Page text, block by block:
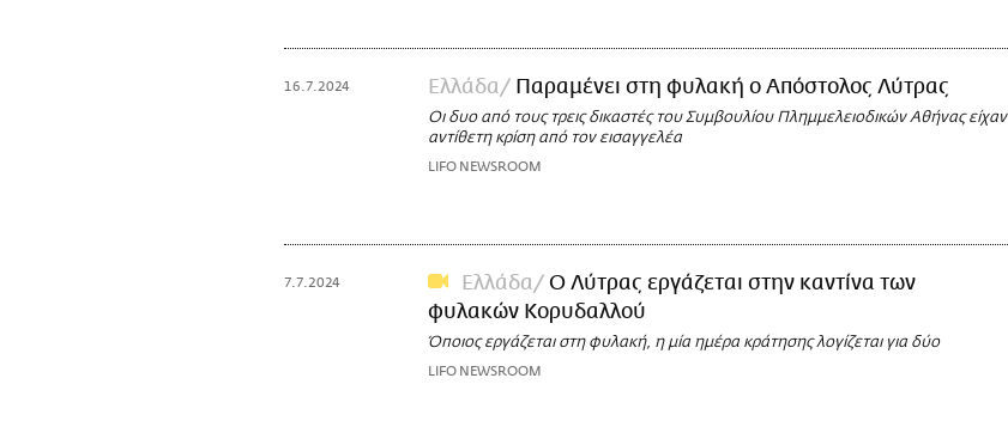
16.7.2024 Ελλάδα Παραμένει στη φυλακή ο Απόστολος Λύτρας
Oι δυο από τους τρεις δικαστές του Συμβουλίου Πλημμελειοδικών Αθήνας είχαν
αντίθετη κρίση από τον εισαγγελέα
LIFO NEWSROOM
7.7.2024 Ελλάδα
Ο Λύτρας εργάζεται στην καντίνα των
φυλακών Κορυδαλλού
Όποιος εργάζεται στη φυλακή, η μία ημέρα κράτησης λογίζεται για δύο
LIFO NEWSROOM